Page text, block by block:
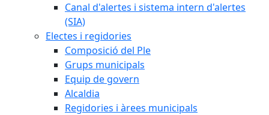
Canal d'alertes i sistema intern d'alertes
(SIA)
Electes i regidories
Composició del Ple
Grups municipals
Equip de govern
Alcaldia
Regidories i àrees municipals